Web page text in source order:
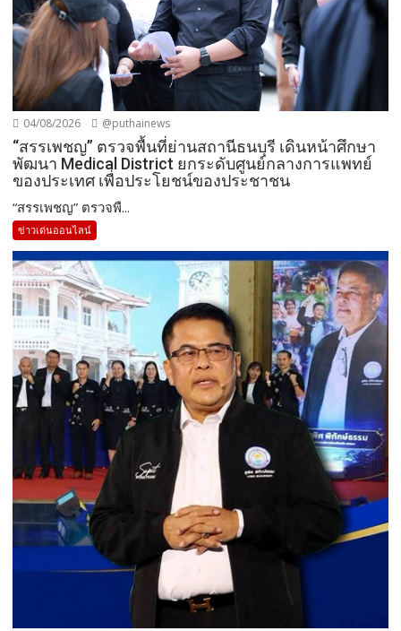
04/08/2026 @puthainews
“สรรเพชญ” ตรวจพื้นที่ย่านสถานีธนบุรี เดินหน้าศึกษา
พัฒนา Medical District ยกระดับศูนย์กลางการแพทย์
ของประเทศ เพื่อประโยชน์ของประชาชน
“สรรเพชญ” ตรวจพื...
ข่าวเด่นออนไลน์